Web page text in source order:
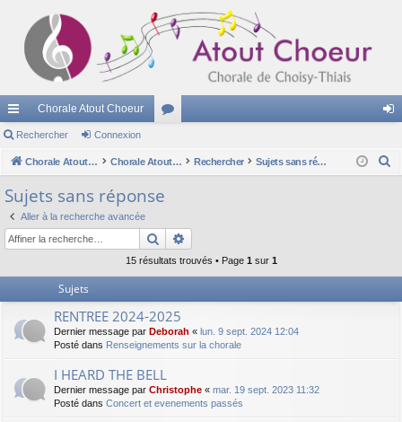
cc
ès
ra
pi
de
Chorale Atout Choeur
u ne
Rechercher Connexion
Chorale Atout Choeur Chorale Atout Choeur Rechercher Sujets sans réponse
c
Sujets sans réponse
Aller à la recherche avancée
Rechercher
15 résultats trouvés • Page 1 sur 1
Sujets
RENTREE 2024-2025
Dernier message par Deborah « lun. 9 sept. 2024 12:04
Posté dans Renseignements sur la chorale
I HEARD THE BELL
Dernier message par Christophe « mar. 19 sept. 2023 11:32
Posté dans Concert et evenements passés